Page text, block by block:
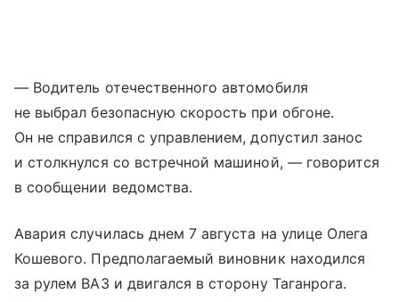
— Водитель отечественного автомобиля
не выбрал безопасную скорость при обгоне.
Он не справился с управлением, допустил занос
и столкнулся со встречной машиной, — говорится
в сообщении ведомства.
Авария случилась днем 7 августа на улице Олега
Кошевого. Предполагаемый виновник находился
за рулем ВАЗ и двигался в сторону Таганрога.